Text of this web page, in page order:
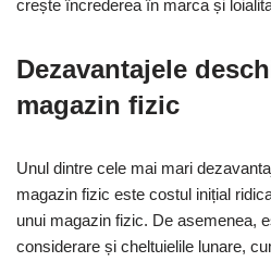
crește încrederea în marca și
Dezavantajele
magazin fizic
Unul dintre cele mai mari
magazin fizic este costul inițial
unui magazin fizic. De asemenea,
considerare și cheltuielile lunare,